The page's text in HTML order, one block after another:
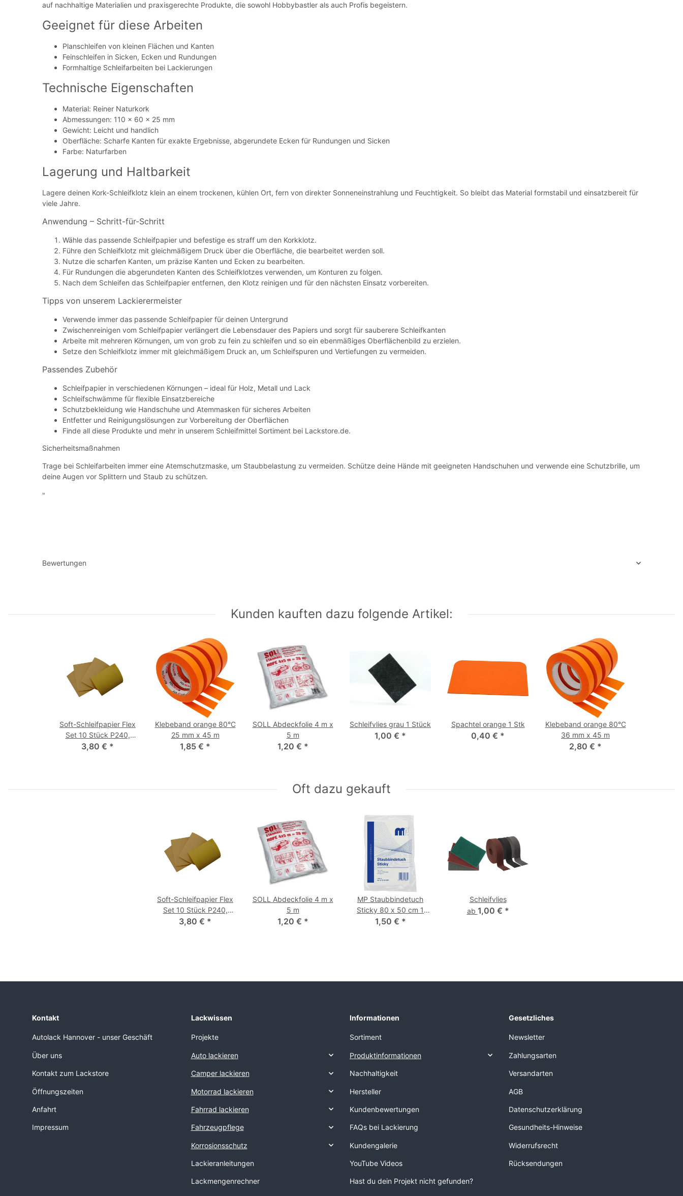
auf nachhaltige Materialien und praxisgerechte Produkte, die sowohl Hobbybastler als auch Profis begeistern.
Geeignet für diese Arbeiten
Planschleifen von kleinen Flächen und Kanten
Feinschleifen in Sicken, Ecken und Rundungen
Formhaltige Schleifarbeiten bei Lackierungen
Technische Eigenschaften
Material: Reiner Naturkork
Abmessungen: 110 x 60 x 25 mm
Gewicht: Leicht und handlich
Oberfläche: Scharfe Kanten für exakte Ergebnisse, abgerundete Ecken für Rundungen und Sicken
Farbe: Naturfarben
Lagerung und Haltbarkeit
Lagere deinen Kork-Schleifklotz klein an einem trockenen, kühlen Ort, fern von direkter Sonneneinstrahlung und Feuchtigkeit. So bleibt das Material formstabil und einsatzbereit für
viele Jahre.
Anwendung – Schritt-für-Schritt
Wähle das passende Schleifpapier und befestige es straff um den Korkklotz.
Führe den Schleifklotz mit gleichmäßigem Druck über die Oberfläche, die bearbeitet werden soll.
Nutze die scharfen Kanten, um präzise Kanten und Ecken zu bearbeiten.
Für Rundungen die abgerundeten Kanten des Schleifklotzes verwenden, um Konturen zu folgen.
Nach dem Schleifen das Schleifpapier entfernen, den Klotz reinigen und für den nächsten Einsatz vorbereiten.
Tipps von unserem Lackierermeister
Verwende immer das passende Schleifpapier für deinen Untergrund
Zwischenreinigen vom Schleifpapier verlängert die Lebensdauer des Papiers und sorgt für sauberere Schleifkanten
Arbeite mit mehreren Körnungen, um von grob zu fein zu schleifen und so ein ebenmäßiges Oberflächenbild zu erzielen.
Setze den Schleifklotz immer mit gleichmäßigem Druck an, um Schleifspuren und Vertiefungen zu vermeiden.
Passendes Zubehör
Schleifpapier in verschiedenen Körnungen – ideal für Holz, Metall und Lack
Schleifschwämme für flexible Einsatzbereiche
Schutzbekleidung wie Handschuhe und Atemmasken für sicheres Arbeiten
Entfetter und Reinigungslösungen zur Vorbereitung der Oberflächen
Finde all diese Produkte und mehr in unserem Schleifmittel Sortiment bei Lackstore.de.
Sicherheitsmaßnahmen
Trage bei Schleifarbeiten immer eine Atemschutzmaske, um Staubbelastung zu vermeiden. Schütze deine Hände mit geeigneten Handschuhen und verwende eine Schutzbrille, um
deine Augen vor Splittern und Staub zu schützen.
"
Bewertungen
Kunden kauften dazu folgende Artikel:
Soft-Schleifpapier Flex
Set 10 Stück P240,
400, 600, 800
3,80 € *
Klebeband orange 80°C
25 mm x 45 m
1,85 € *
SOLL Abdeckfolie 4 m x
5 m
1,20 € *
Schleifvlies grau 1 Stück
1,00 € *
Spachtel orange 1 Stk
0,40 € *
Klebeband orange 80°C
36 mm x 45 m
2,80 € *
Oft dazu gekauft
Soft-Schleifpapier Flex
Set 10 Stück P240,
400, 600, 800
3,80 € *
SOLL Abdeckfolie 4 m x
5 m
1,20 € *
MP Staubbindetuch
Sticky 80 x 50 cm 1
Stück
1,50 € *
Schleifvlies
ab 1,00 € *
Kontakt
Autolack Hannover - unser Geschäft
Über uns
Kontakt zum Lackstore
Öffnungszeiten
Anfahrt
Impressum
Lackwissen
Projekte
Auto lackieren
Camper lackieren
Motorrad lackieren
Fahrrad lackieren
Fahrzeugpflege
Korrosionsschutz
Lackieranleitungen
Lackmengenrechner
Informationen
Sortiment
Produktinformationen
Nachhaltigkeit
Hersteller
Kundenbewertungen
FAQs bei Lackierung
Kundengalerie
YouTube Videos
Hast du dein Projekt nicht gefunden?
Gesetzliches
Newsletter
Zahlungsarten
Versandarten
AGB
Datenschutzerklärung
Gesundheits-Hinweise
Widerrufsrecht
Rücksendungen